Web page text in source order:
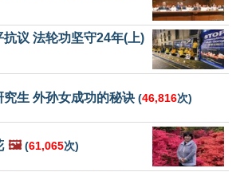
议 法轮功坚守24年(上)
究生 外孙女成功的秘诀 (46,816次)
🖼️ (61,065次)